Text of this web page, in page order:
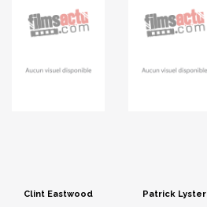
Clint Eastwood Patrick Lyster